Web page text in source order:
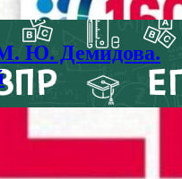
Ю. Демидова.